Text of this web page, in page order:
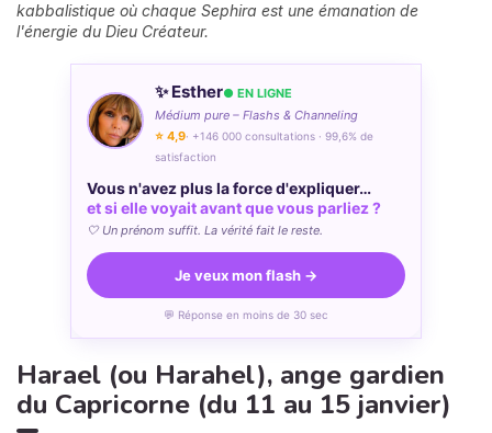
kabbalistique où chaque Sephira est une émanation de
l'énergie du Dieu Créateur.
✨ Esther● EN LIGNE
Médium pure – Flashs & Channeling
⭐ 4,9· +146 000 consultations · 99,6% de
satisfaction
Vous n'avez plus la force d'expliquer…
et si elle voyait avant que vous parliez ?
🤍 Un prénom suffit. La vérité fait le reste.
Je veux mon flash →
💬 Réponse en moins de 30 sec
Harael (ou Harahel), ange gardien
du Capricorne (du 11 au 15 janvier)